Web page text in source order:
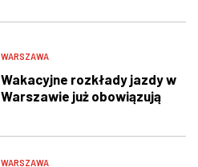
WARSZAWA
Wakacyjne rozkłady jazdy w
Warszawie już obowiązują
WARSZAWA